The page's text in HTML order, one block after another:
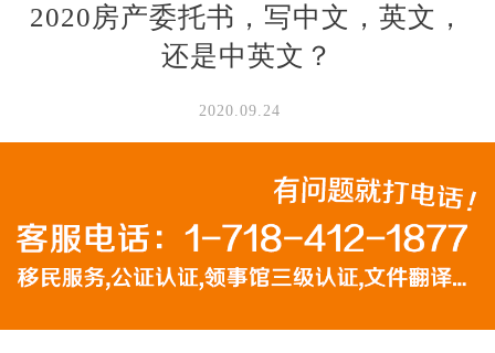
2020房产委托书，写中文，英文，
还是中英文？
2020.09.24